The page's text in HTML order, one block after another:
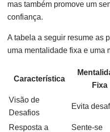
mas também promove um
confiança.
A tabela a seguir resume as
uma mentalidade fixa e uma
Característica
Fixa
Visão de
Desafios
Evita
Resposta a
Sente-se